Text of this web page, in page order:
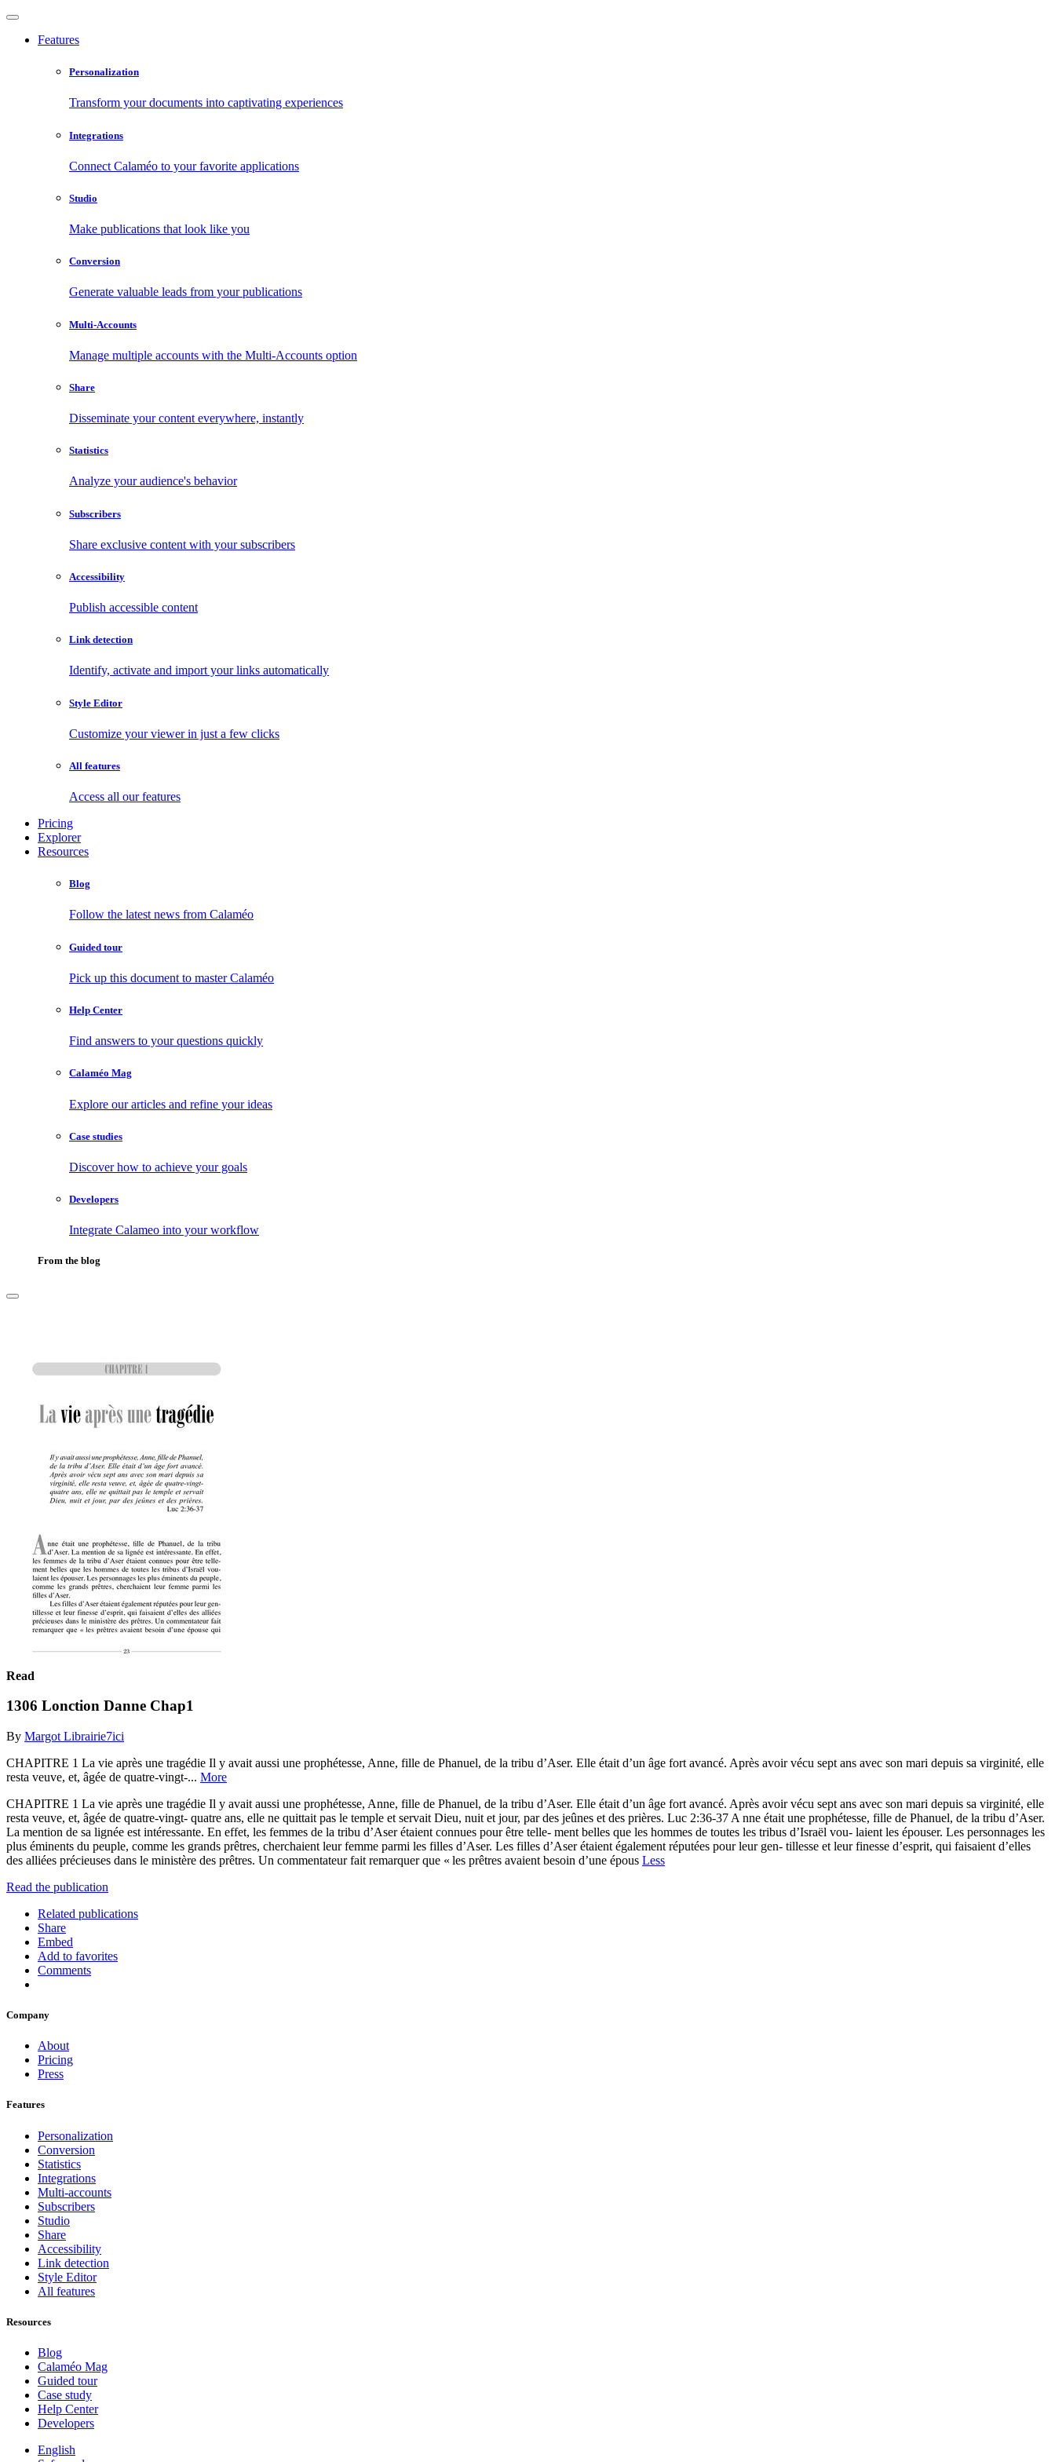
Features
Personalization
Transform your documents into captivating experiences
Integrations
Connect Calaméo to your favorite applications
Studio
Make publications that look like you
Conversion
Generate valuable leads from your publications
Multi-Accounts
Manage multiple accounts with the Multi-Accounts option
Share
Disseminate your content everywhere, instantly
Statistics
Analyze your audience's behavior
Subscribers
Share exclusive content with your subscribers
Accessibility
Publish accessible content
Link detection
Identify, activate and import your links automatically
Style Editor
Customize your viewer in just a few clicks
All features
Access all our features
Pricing
Explorer
Resources
Blog
Follow the latest news from Calaméo
Guided tour
Pick up this document to master Calaméo
Help Center
Find answers to your questions quickly
Calaméo Mag
Explore our articles and refine your ideas
Case studies
Discover how to achieve your goals
Developers
Integrate Calameo into your workflow
From the blog
Read
1306 Lonction Danne Chap1
By Margot Librairie7ici
CHAPITRE 1 La vie après une tragédie Il y avait aussi une prophétesse, Anne, fille de Phanuel, de la tribu d’Aser. Elle était d’un âge fort avancé. Après avoir vécu sept ans avec son mari ­depuis sa virginité, elle
resta veuve, et, âgée de quatre-vingt-... More
CHAPITRE 1 La vie après une tragédie Il y avait aussi une prophétesse, Anne, fille de Phanuel, de la tribu d’Aser. Elle était d’un âge fort avancé. Après avoir vécu sept ans avec son mari ­depuis sa virginité, elle
resta veuve, et, âgée de quatre-vingt- quatre ans, elle ne quittait pas le temple et servait Dieu, nuit et jour, par des jeûnes et des prières. Luc 2:36-37 A nne était une prophétesse, fille de Phanuel, de la tribu d’Aser.
La mention de sa lignée est intéressante. En effet, les femmes de la tribu d’Aser étaient connues pour être telle- ment belles que les hommes de toutes les tribus d’Israël vou- laient les épouser. Les personnages les
plus éminents du peuple, comme les grands prêtres, cherchaient leur femme parmi les filles d’Aser. Les filles d’Aser étaient également réputées pour leur gen- tillesse et leur finesse d’esprit, qui faisaient d’elles
des alliées précieuses dans le ministère des prêtres. Un commentateur fait remarquer que « les prêtres avaient besoin d’une épous Less
Read the publication
Related publications
Share
Embed
Add to favorites
Comments
Company
About
Pricing
Press
Features
Personalization
Conversion
Statistics
Integrations
Multi-accounts
Subscribers
Studio
Share
Accessibility
Link detection
Style Editor
All features
Resources
Blog
Calaméo Mag
Guided tour
Case study
Help Center
Developers
English